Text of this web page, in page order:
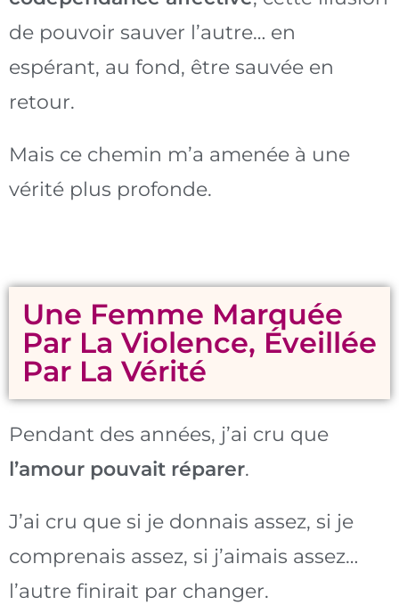
de pouvoir sauver l’autre… en
espérant, au fond, être sauvée en
retour.
Mais ce chemin m’a amenée à une
vérité plus profonde.
Une Femme Marquée
Par La Violence, Éveillée
Par La Vérité
Pendant des années, j’ai cru que
l’amour pouvait réparer.
J’ai cru que si je donnais assez, si je
comprenais assez, si j’aimais assez…
l’autre finirait par changer.